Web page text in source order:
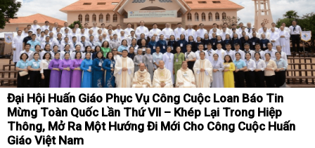
Đại Hội Huấn Giáo Phục Vụ Công Cuộc Loan Báo Tin
Mừng Toàn Quốc Lần Thứ VII – Khép Lại Trong Hiệp
Thông, Mở Ra Một Hướng Đi Mới Cho Công Cuộc Huấn
Giáo Việt Nam